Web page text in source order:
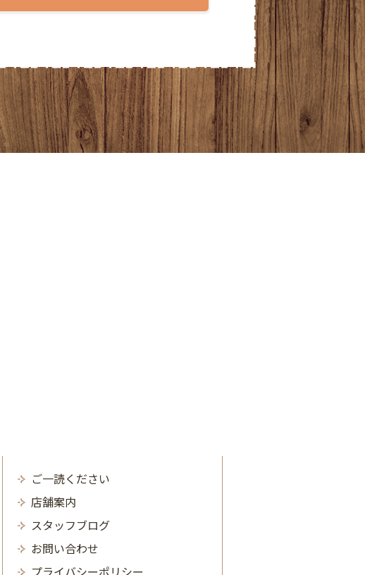
2025年1月
2024年11月
2024年10月
2024年9月
2023年8月
ご一読ください
店舗案内
スタッフブログ
お問い合わせ
プライバシーポリシー